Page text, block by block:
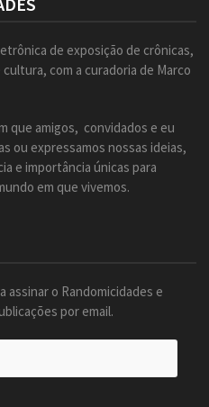
de exposição de crônicas,
com a curadoria de Marco
que amigos, convidados e eu
ou expressamos nossas ideias,
e importância únicas para
em que vivemos.
assinar o Randomicidades e
por email.